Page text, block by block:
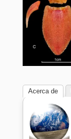
Acerca de